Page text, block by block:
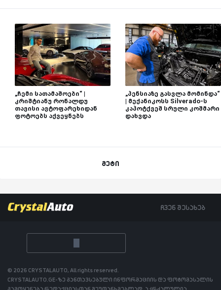
„ჩემი სათამაშოები“ |
კრიშტიანუ რონალდუ
თავისი ავტოფარეხიდან
ფოტოებს აქვეყნებს
„პენსიაზე გასვლა მომინდა“
| მექანიკოსს Silverado-ს
კაპოტქვეშ სრული კოშმარი
დახვდა
მეტი
ჩვენ შესახებ
© 2026 CRYSTALAUTO, All rights reserved.
CRYSTALAUTO.GE-ზე განთავსებული ინფორმაციის და ფოტომასალის